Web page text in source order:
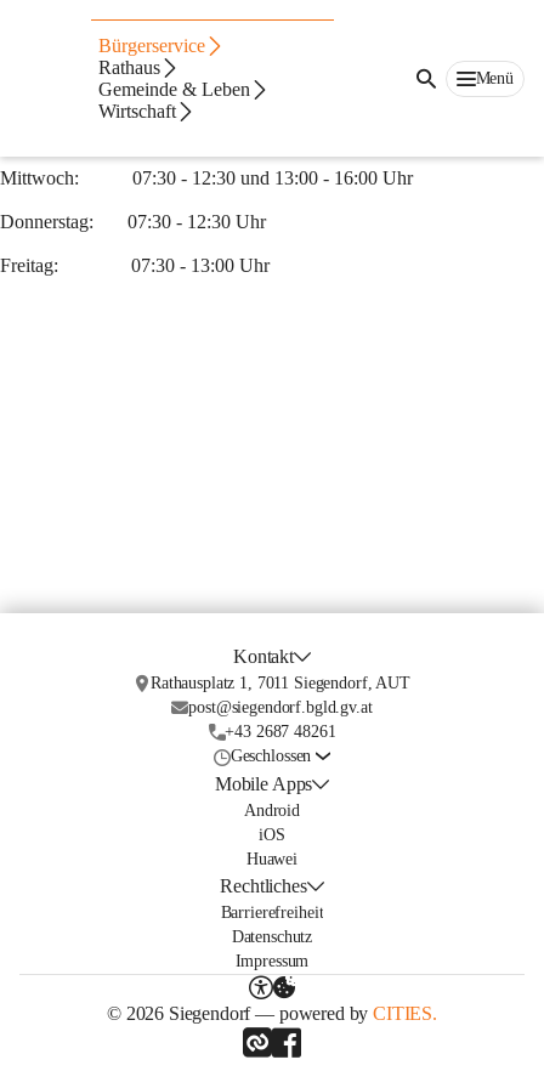
Bürgerservice
Rathaus
Gemeinde & Leben
Wirtschaft
Menü
Postpartner
Öffnungszeiten Postpartner und Bücherverleihservice:
Montag:              07:30 - 12:30 und 13:00 - 18:00 Uhr
Mittwoch:           07:30 - 12:30 und 13:00 - 16:00 Uhr
Donnerstag:       07:30 - 12:30 Uhr
Freitag:               07:30 - 13:00 Uhr
Kontakt
Rathausplatz 1, 7011 Siegendorf, AUT
post@siegendorf.bgld.gv.at
+43 2687 48261
Geschlossen
Mobile Apps
Android
iOS
Huawei
Rechtliches
Barrierefreiheit
Datenschutz
Impressum
© 2026 Siegendorf — powered byCITIES.